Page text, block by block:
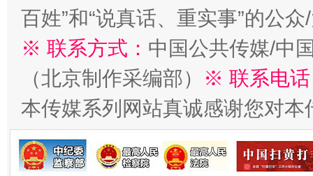
千年窑火 生生不息
百姓”和“说真话、重实事”的公
※ 联系方式： 中国公共传媒/中
（北京制作采编部）
※ 联系电
本传媒系列网站真诚感谢您对